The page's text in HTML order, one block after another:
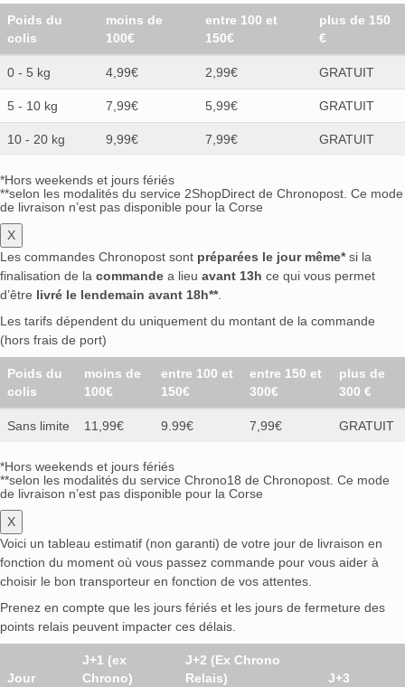
Poids du
colis
moins de
100€
entre 100 et
150€
plus de 150
€
0 - 5 kg 4,99€ 2,99€ GRATUIT
5 - 10 kg 7,99€ 5,99€ GRATUIT
10 - 20 kg 9,99€ 7,99€ GRATUIT
*Hors weekends et jours fériés
**selon les modalités du service 2ShopDirect de Chronopost. Ce mode
de livraison n’est pas disponible pour la Corse
X
Les commandes Chronopost sont préparées le jour même*si la
finalisation de la commande a lieu avant 13h ce qui vous permet
d’être livré le lendemain avant 18h**.
Les tarifs dépendent du uniquement du montant de la commande
(hors frais de port)
Poids du
colis
moins de
100€
entre 100 et
150€
entre 150 et
300€
plus de
300 €
Sans limite 11,99€ 9.99€ 7,99€ GRATUIT
*Hors weekends et jours fériés
**selon les modalités du service Chrono18 de Chronopost. Ce mode
de livraison n’est pas disponible pour la Corse
X
Voici un tableau estimatif (non garanti) de votre jour de livraison en
fonction du moment où vous passez commande pour vous aider à
choisir le bon transporteur en fonction de vos attentes.
Prenez en compte que les jours fériés et les jours de fermeture des
points relais peuvent impacter ces délais.
Jour
J+1 (ex
Chrono)
J+2 (Ex Chrono
Relais)
J+3